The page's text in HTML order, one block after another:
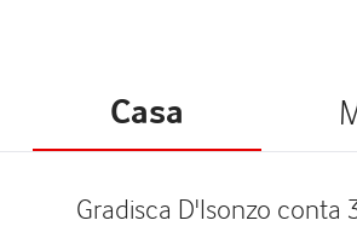
Casa
Gradisca D'Isonzo conta